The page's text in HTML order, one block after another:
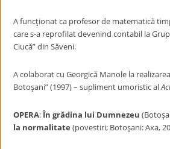
A funcţionat ca profesor de matematică
care s-a reprofilat devenind contabil la
Ciucă” din Săveni.
A colaborat cu Georgică Manole la
Botoşani” (1997) – supliment umoristic al
OPERA:În grădina lui Dumnezeu
la normalitate (povestiri; Botoşani: Axa,